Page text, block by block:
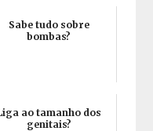
Sabe tudo sobre
bombas?
ao tamanho dos
genitais?